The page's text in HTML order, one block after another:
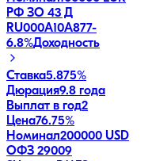
РФ ЗО 43 Д
RU000A10A877-
6.8%Доходность
Ставка5.875%
Дюрация9.8 года
Выплат в год2
Цена76.75%
Номинал200000 USD
ОФЗ 29009